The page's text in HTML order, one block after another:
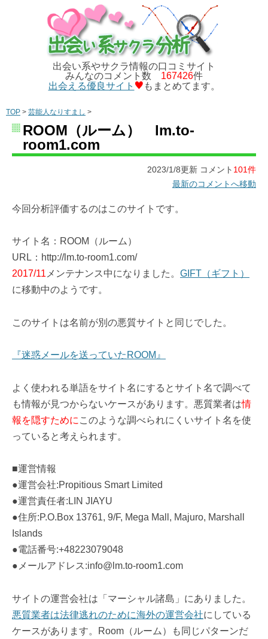
出会い系やサクラ情報の口コミサイト
みんなのコメント数 167426件
出会える優良サイト
もまとめてます。
TOP > 芸能人なりすまし >
ROOM（ルーム） lm.to-
room1.com
2023/1/8更新 コメント 101件
最新のコメントへ移動
今回分析評価するのはこのサイトです。
サイト名：ROOM（ルーム）
URL：http://lm.to-room1.com/
2017/11メンテナンス中になりました。 GIFT（ギフト）
に移動中のようです。
このサイトは名前が別の悪質サイトと同じでした。
『迷惑メールを送っていたROOM』
よく使われる単語をサイト名にするとサイト名で調べて
も情報が見つからないケースがあります。悪質業者は情
報を隠すために このような調べられにくいサイト名を使
っていると考えられます。
■運営情報
●運営会社:Propitious Smart Limited
●運営責任者:LIN JIAYU
●住所:P.O.Box 13761, 9/F, Mega Mall, Majuro, Marshall
Islands
●電話番号:+48223079048
●メールアドレス:info@lm.to-room1.com
サイトの運営会社は「マーシャル諸島」にありました。
悪質業者は法律逃れのために海外の運営会社にしている
ケースがあります。Room（ルーム）も同じパターンだ